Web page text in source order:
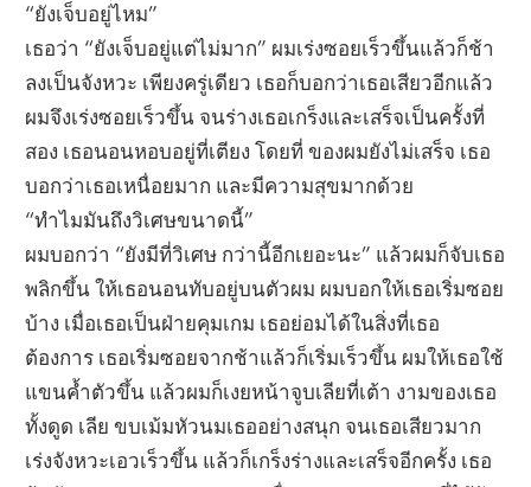
“ยังเจ็บอยู่ไหม”
เธอว่า “ยังเจ็บอยู่แต่ไม่มาก” ผมเร่งซอยเร็วขึ้นแล้วก็ช้า
ลงเป็นจังหวะ เพียงครู่เดียว เธอก็บอกว่าเธอเสียวอีกแล้ว
ผมจึงเร่งซอยเร็วขึ้น จนร่างเธอเกร็งและเสร็จเป็นครั้งที่
สอง เธอนอนหอบอยู่ที่เตียง โดยที่ ของผมยังไม่เสร็จ เธอ
บอกว่าเธอเหนื่อยมาก และมีความสุขมากด้วย
“ทำไมมันถึงวิเศษขนาดนี้”
ผมบอกว่า “ยังมีที่วิเศษ กว่านี้อีกเยอะนะ” แล้วผมก็จับเธอ
พลิกขึ้น ให้เธอนอนทับอยู่บนตัวผม ผมบอกให้เธอเริ่มซอย
บ้าง เมื่อเธอเป็นฝ่ายคุมเกม เธอย่อมได้ในสิ่งที่เธอ
ต้องการ เธอเริ่มซอยจากช้าแล้วก็เริ่มเร็วขึ้น ผมให้เธอใช้
แขนค้ำตัวขึ้น แล้วผมก็เงยหน้าจูบเลียที่เต้า งามของเธอ
ทั้งดูด เลีย ขบเม้มหัวนมเธออย่างสนุก จนเธอเสียวมาก
เร่งจังหวะเอวเร็วขึ้น แล้วก็เกร็งร่างและเสร็จอีกครั้ง เธอ